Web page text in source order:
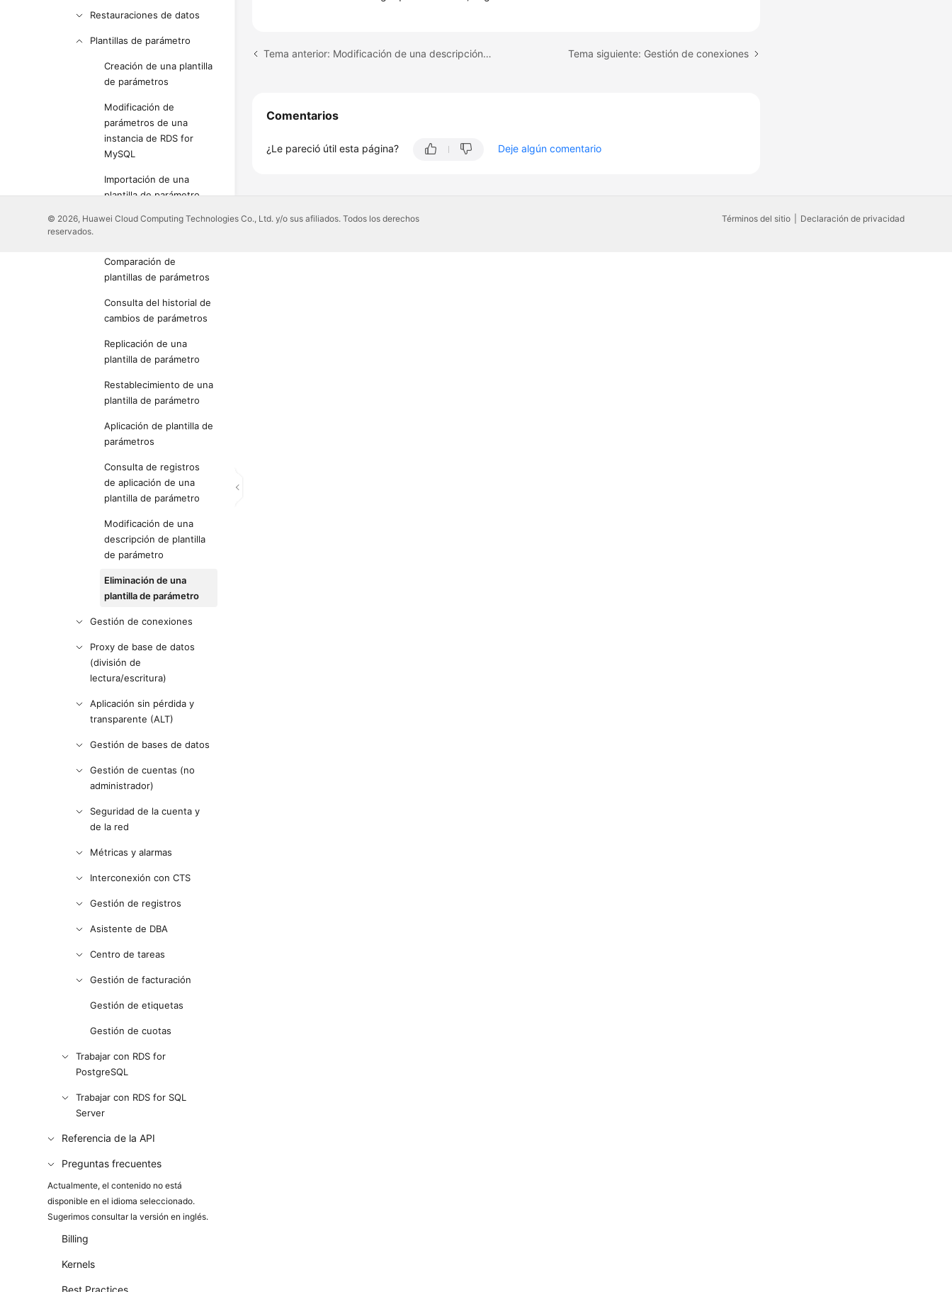
Restauraciones de datos
Plantillas de parámetro
Creación de una plantilla
de parámetros
Modificación de
parámetros de una
instancia de RDS for
MySQL
Importación de una
plantilla de parámetro
Exportación de una
Comparación de
plantillas de parámetros
Consulta del historial de
cambios de parámetros
Replicación de una
plantilla de parámetro
Restablecimiento de una
plantilla de parámetro
Aplicación de plantilla de
parámetros
Consulta de registros
de aplicación de una
plantilla de parámetro
Modificación de una
descripción de plantilla
de parámetro
Eliminación de una
plantilla de parámetro
Gestión de conexiones
Proxy de base de datos
(división de
lectura/escritura)
Aplicación sin pérdida y
transparente (ALT)
Gestión de bases de datos
Gestión de cuentas (no
administrador)
Seguridad de la cuenta y
de la red
Métricas y alarmas
Interconexión con CTS
Gestión de registros
Asistente de DBA
Centro de tareas
Gestión de facturación
Gestión de etiquetas
Gestión de cuotas
Trabajar con RDS for
PostgreSQL
Trabajar con RDS for SQL
Server
Referencia de la API
Preguntas frecuentes
Actualmente, el contenido no está
disponible en el idioma seleccionado.
Sugerimos consultar la versión en inglés.
Billing
Kernels
Best Practices
Tema anterior: Modificación de una descripción de plantilla de parámetro Tema siguiente: Gestión de conexiones
Comentarios
¿Le pareció útil esta página? Deje algún comentario
© 2026, Huawei Cloud Computing Technologies Co., Ltd. y/o sus afiliados. Todos los derechos
reservados.
Términos del sitio Declaración de privacidad